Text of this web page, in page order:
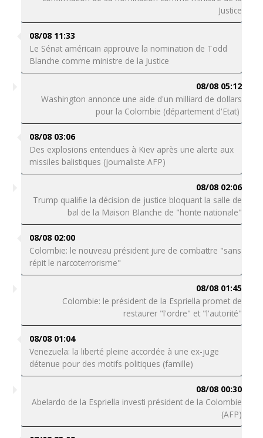
Justice
08/08 11:33
Le Sénat américain approuve la nomination de Todd
Blanche comme ministre de la Justice
08/08 05:12
Washington annonce une aide d'un milliard de dollars
pour la Colombie (département d'Etat)
08/08 03:06
Des explosions entendues à Kiev après une alerte aux
missiles balistiques (journaliste AFP)
08/08 02:06
Trump qualifie la décision de justice bloquant la salle de
bal de la Maison Blanche de "honte nationale"
08/08 02:00
Colombie: le nouveau président jure de combattre "sans
répit le narcoterrorisme"
08/08 01:45
Colombie: le président de la Espriella promet de
restaurer "l'ordre" et "l'autorité"
08/08 01:04
Venezuela: la liberté pleine accordée à une ex-juge
détenue pour des motifs politiques (famille)
08/08 00:30
Abelardo de la Espriella investi président de la Colombie
(AFP)